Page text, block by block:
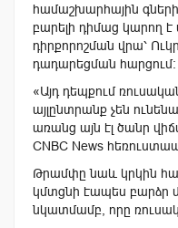
համաշխարհային
բարելի դիմաց կարող
դիրքորոշման վրա՝
դադարեցման հարցում։
«Այդ դեպքում
այլընտրանք չեն
առանց այն էլ ծանր
CNBC News
Թրամփը նաև կրկին
կմտցնի էապես բարձր
նկատմամբ, որը